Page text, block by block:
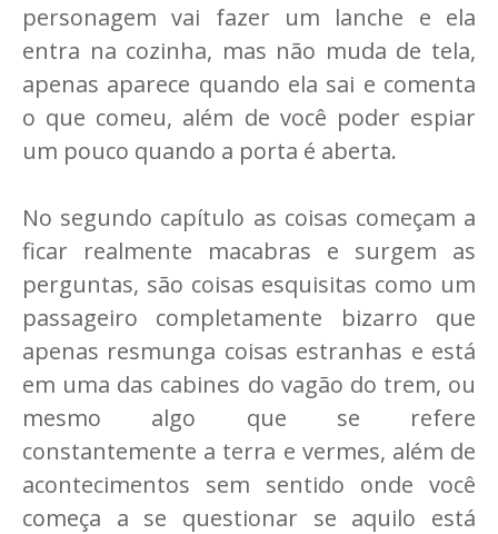
personagem vai fazer um lanche e ela
entra na cozinha, mas não muda de tela,
apenas aparece quando ela sai e comenta
o que comeu, além de você poder espiar
um pouco quando a porta é aberta.
No segundo capítulo as coisas começam a
ficar realmente macabras e surgem as
perguntas, são coisas esquisitas como um
passageiro completamente bizarro que
apenas resmunga coisas estranhas e está
em uma das cabines do vagão do trem, ou
mesmo algo que se refere
constantemente a terra e vermes, além de
acontecimentos sem sentido onde você
começa a se questionar se aquilo está